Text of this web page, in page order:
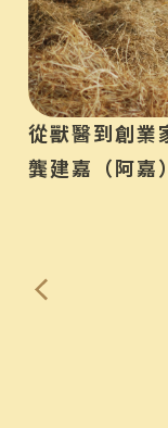
從獸醫到創業
龔建嘉（阿嘉）